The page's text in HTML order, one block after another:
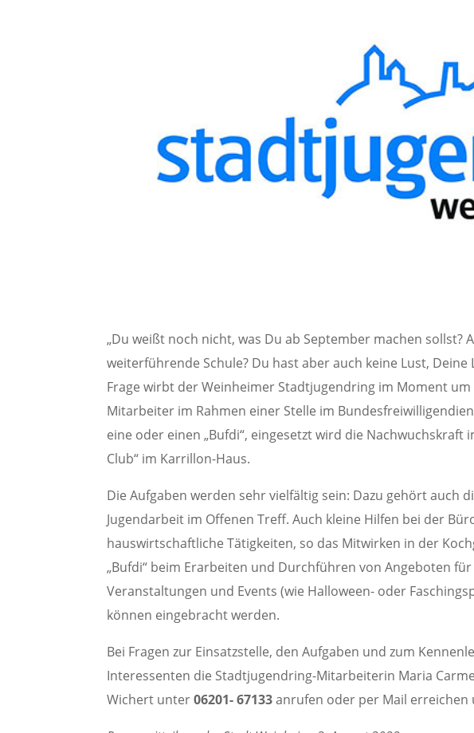
„Du weißt noch nicht, was Du ab September machen
weiterführende Schule? Du hast aber auch keine Lust,
Frage wirbt der Weinheimer Stadtjugendring im Moment
Mitarbeiter im Rahmen einer Stelle im
eine oder einen „Bufdi“, eingesetzt wird die Nachwuchskraft
Club“ im Karrillon-Haus.
Die Aufgaben werden sehr vielfältig sein: Dazu gehört auch
Jugendarbeit im Offenen Treff. Auch kleine Hilfen bei der
hauswirtschaftliche Tätigkeiten, so das Mitwirken in der
„Bufdi“ beim Erarbeiten und Durchführen von Angeboten
Veranstaltungen und Events (wie Halloween- oder
können eingebracht werden.
Bei Fragen zur Einsatzstelle, den Aufgaben und zum
Interessenten die Stadtjugendring-Mitarbeiterin Maria
Wichert unter06201- 67133anrufen oder per Mail